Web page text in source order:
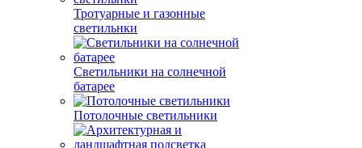
Тротуарные и газонные
светильнки
Светильники на солнечной
батарее
Потолочные светильники